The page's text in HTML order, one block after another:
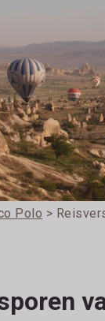
Polo >